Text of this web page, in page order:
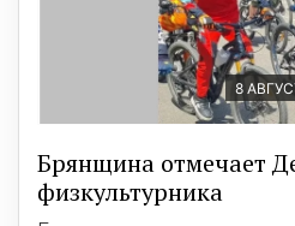
8
Брянщина отмечает
физкультурника